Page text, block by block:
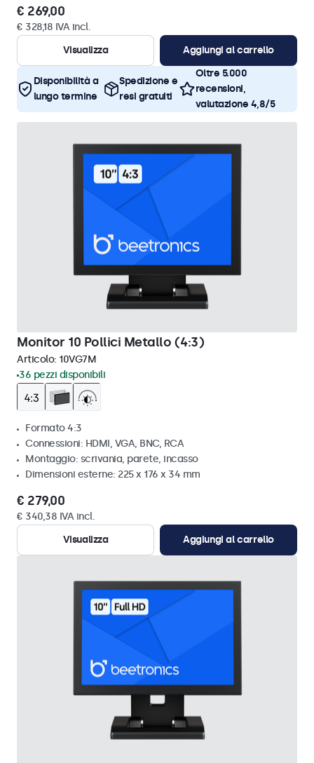
€ 269,00
€ 328,18 IVA incl.
Visualizza
Aggiungi al carrello
Disponibilità a
lungo termine
Spedizione e
resi gratuiti
Oltre 5.000
recensioni,
valutazione 4,8/5
Monitor 10 Pollici Metallo (4:3)
Articolo: 10VG7M
36 pezzi disponibili
Formato 4:3
Connessioni: HDMI, VGA, BNC, RCA
Montaggio: scrivania, parete, incasso
Dimensioni esterne: 225 x 176 x 34 mm
€ 279,00
€ 340,38 IVA incl.
Visualizza
Aggiungi al carrello